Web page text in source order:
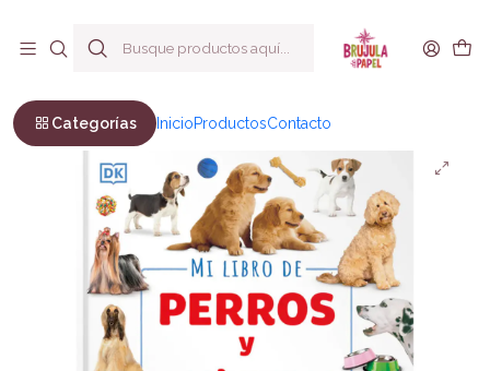
Categorías InicioProductosContacto
Infantil